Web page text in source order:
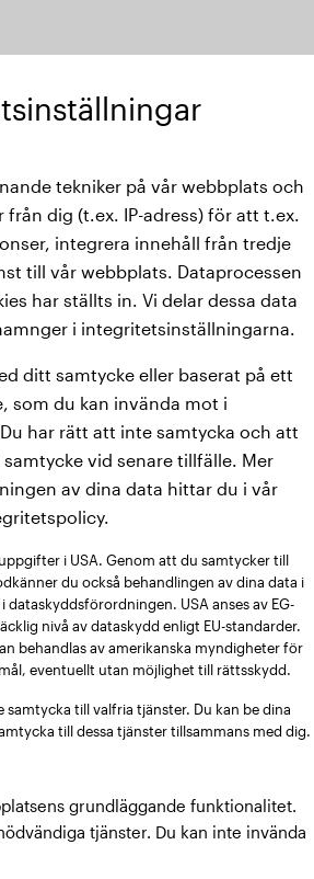
tekniker på vår webbplats och
dig (t.ex. IP-adress) för att t.ex.
integrera innehåll från tredje
till vår webbplats. Dataprocessen
har ställts in. Vi delar dessa data
i integritetsinställningarna.
ditt samtycke eller baserat på ett
som du kan invända mot i
har rätt att inte samtycka och att
vid senare tillfälle. Mer
av dina data hittar du i vår
i USA. Genom att du samtycker till
du också behandlingen av dina data i
dataskyddsförordningen. USA anses av EG-
nivå av dataskydd enligt EU-standarder.
behandlas av amerikanska myndigheter för
eventuellt utan möjlighet till rättsskydd.
samtycka till valfria tjänster. Du kan be dina
till dessa tjänster tillsammans med dig.
grundläggande funktionalitet.
tjänster. Du kan inte invända